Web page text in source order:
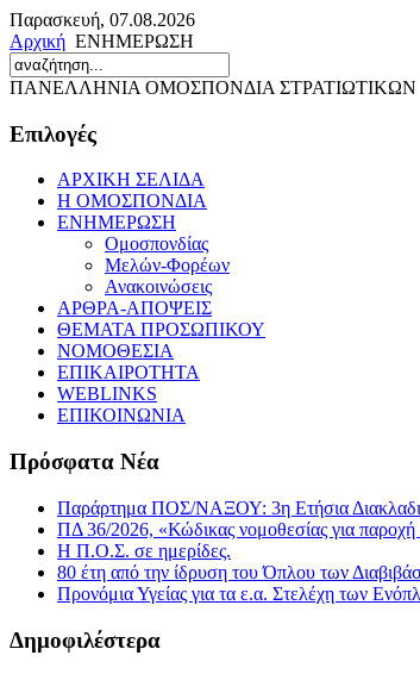
Παρασκευή, 07.08.2026
Αρχική ΕΝΗΜΕΡΩΣΗ
ΠΑΝΕΛΛΗΝΙΑ ΟΜΟΣΠΟΝΔΙΑ ΣΤΡΑΤΙΩΤΙΚΩΝ
Επιλογές
ΑΡΧΙΚΗ ΣΕΛΙΔΑ
Η ΟΜΟΣΠΟΝΔΙΑ
ΕΝΗΜΕΡΩΣΗ
Ομοσπονδίας
Μελών-Φορέων
Ανακοινώσεις
ΑΡΘΡΑ-ΑΠΟΨΕΙΣ
ΘΕΜΑΤΑ ΠΡΟΣΩΠΙΚΟΥ
ΝΟΜΟΘΕΣΙΑ
ΕΠΙΚΑΙΡΟΤΗΤΑ
WEBLINKS
ΕΠΙΚΟΙΝΩΝΙΑ
Πρόσφατα Νέα
Παράρτημα ΠΟΣ/ΝΑΞΟΥ: 3η Ετήσια
ΠΔ 36/2026, «Κώδικας νομοθεσίας για
Η Π.Ο.Σ. σε ημερίδες.
80 έτη από την ίδρυση του Όπλου των
Προνόμια Υγείας για τα ε.α. Στελέχη των
Δημοφιλέστερα